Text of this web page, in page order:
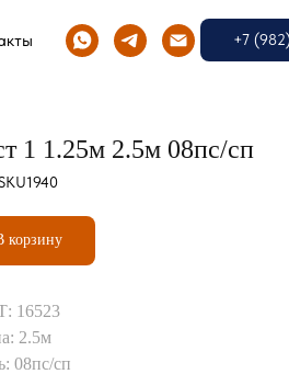
+7
1 1.25м 2.5м 08пс/сп
корзину
16523
2.5м
08пс/сп